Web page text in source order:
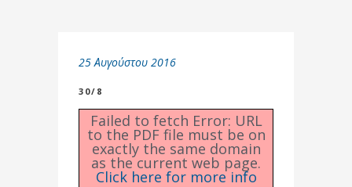
25 Αυγούστου 2016
30/8
Failed to fetch Error: URL
to the PDF file must be on
exactly the same domain
as the current web page.
Click here for more info